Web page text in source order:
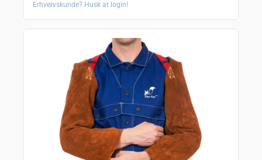
Erhvervskunde? Husk at login!